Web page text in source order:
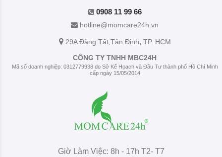
0908 11 99 66
hotline@momcare24h.vn
29A Đặng Tất,Tân Định, TP. HCM
CÔNG TY TNHH MBC24H
Mã số doanh nghiệp: 0312779938 do Sở Kế Họach và Đầu Tư thành phố Hồ Chí Minh
cấp ngày 15/05/2014
Giờ Làm Việc: 8h - 17h T2- T7